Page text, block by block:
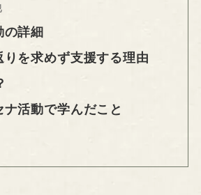
の詳細
りを求めず支援する理由
ナ活動で学んだこと